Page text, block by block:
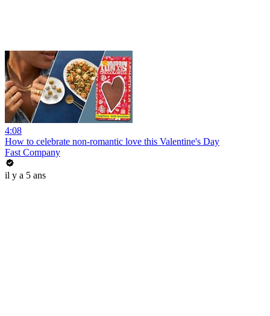
4:08
How to celebrate non-romantic love this Valentine's Day
Fast Company
il y a 5 ans